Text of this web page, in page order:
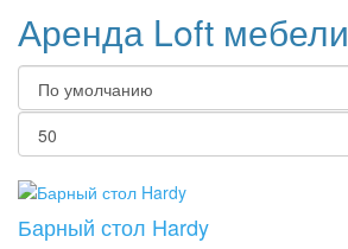
Аренда Loft мебели
Барный стол Hardy